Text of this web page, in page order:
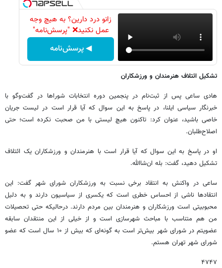
زانو درد دارین؟ به هیچ وجه
عمل نکنید❌ "پرسش‌نامه"
◀ پرسش‌نامه
تشکیل ائتلاف هنرمندان و ورزشکاران
هادی ساعی پس از ثبت‌نام در پنجمین دوره انتخابات شوراها در گفت‌وگو با
خبرنگار سیاسی ایلنا، در پاسخ به این سوال که آیا قرار است در لیست جریان
خاصی باشید، عنوان کرد: تاکنون هیچ لیستی با من صحبت نکرده است؛ حتی
اصلاح‌طلبان.
او در پاسخ به این سوال که آیا قرار است با هنرمندان و ورزشکاران یک ائتلاف
تشکیل دهید، گفت: بله ان‌شاالله.
ساعی در واکنش به انتقاد برخی نسبت به ورزشکاران شورای شهر گفت: این
انتقادها ناشی از احساس خطری است که یکسری از سیاسیون دارند و به دلیل
محبوبیتی است ورزشکاران و هنرمندان بین مردم دارند. درحالیکه حتی تحصیلات
من هم متناسب با مباحث شهرسازی است و از خیلی از این منتقدان سابقه
عضویتم در شورای شهر بیش‌تر است به گونه‌ای که بیش از ۱۰ سال است که عضو
شورای شهر تهران هستم.
۴۷۴۷